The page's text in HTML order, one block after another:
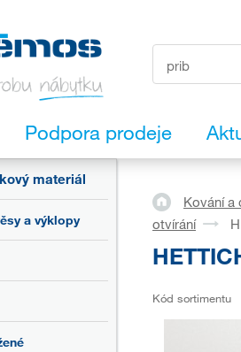
Podpora prodeje
materiál
a výklopy
Kování a
otvírání
Kód sortimentu